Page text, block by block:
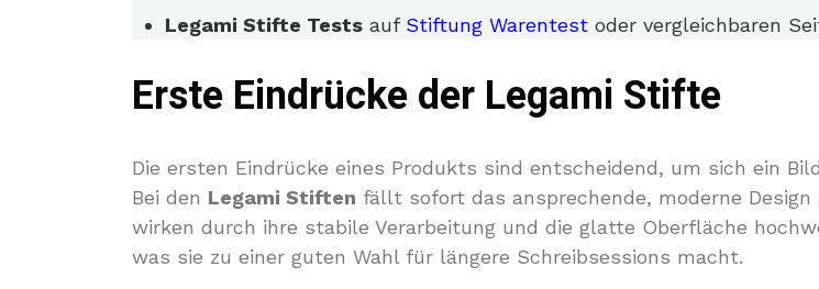
Legami Stifte Tests auf Stiftung Warentest oder vergleichbaren
Erste Eindrücke der Legami Stifte
Die ersten Eindrücke eines Produkts sind entscheidend, um sich ein
Bei den Legami Stiften fällt sofort das ansprechende, moderne
wirken durch ihre stabile Verarbeitung und die glatte Oberfläche
was sie zu einer guten Wahl für längere Schreibsessions macht.